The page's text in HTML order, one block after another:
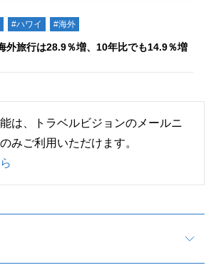
#ハワイ #海外
外旅行は28.9％増、10年比でも14.9％増
は、トラベルビジョンのメールニ
みご利用いただけます。